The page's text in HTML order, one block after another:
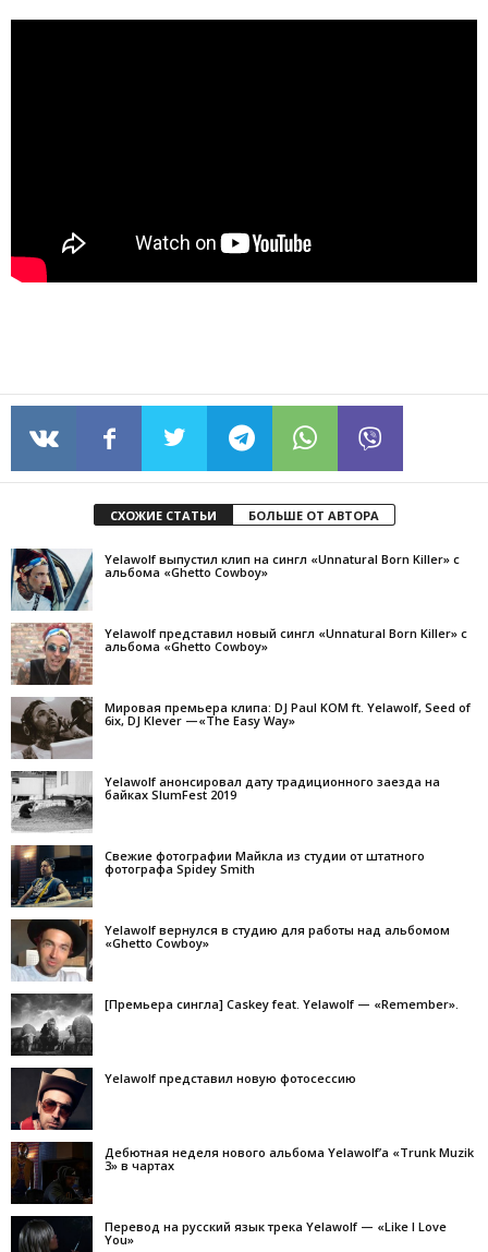
СХОЖИЕ СТАТЬИ БОЛЬШЕ ОТ АВТОРА
Yelawolf выпустил клип на сингл «Unnatural Born Killer» с
альбома «Ghetto Cowboy»
Yelawolf представил новый сингл «Unnatural Born Killer» с
альбома «Ghetto Cowboy»
Мировая премьера клипа: DJ Paul KOM ft. Yelawolf, Seed of
6ix, DJ Klever —«The Easy Way»
Yelawolf анонсировал дату традиционного заезда на
байках SlumFest 2019
Свежие фотографии Майкла из студии от штатного
фотографа Spidey Smith
Yelawolf вернулся в студию для работы над альбомом
«Ghetto Cowboy»
[Премьера сингла] Caskey feat. Yelawolf — «Remember».
Yelawolf представил новую фотосессию
Дебютная неделя нового альбома Yelawolf’а «Trunk Muzik
3» в чартах
Перевод на русский язык трека Yelawolf — «Like I Love
You»